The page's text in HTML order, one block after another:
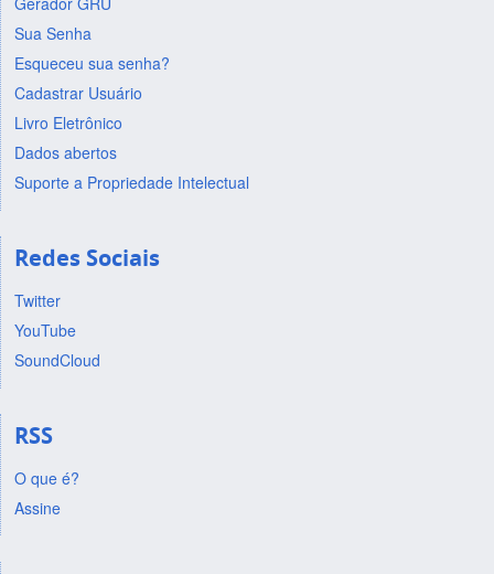
Sua Senha
Esqueceu sua senha?
Cadastrar Usuário
Livro Eletrônico
Dados abertos
Suporte a Propriedade Intelectual
Redes Sociais
Twitter
YouTube
SoundCloud
RSS
O que é?
Assine